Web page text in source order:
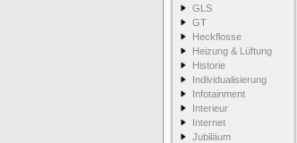
GLS
GT
Heckflosse
Heizung & Lüftung
Historie
Individualisierung
Infotainment
Interieur
Internet
Jubiläum